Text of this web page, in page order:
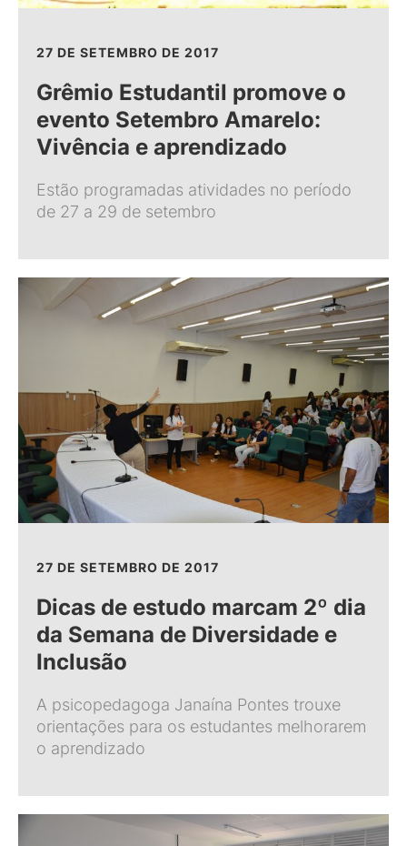
27 DE SETEMBRO DE 2017
Grêmio Estudantil promove o
evento Setembro Amarelo:
Vivência e aprendizado
Estão programadas atividades no período
de 27 a 29 de setembro
27 DE SETEMBRO DE 2017
Dicas de estudo marcam 2º dia
da Semana de Diversidade e
Inclusão
A psicopedagoga Janaína Pontes trouxe
orientações para os estudantes melhorarem
o aprendizado